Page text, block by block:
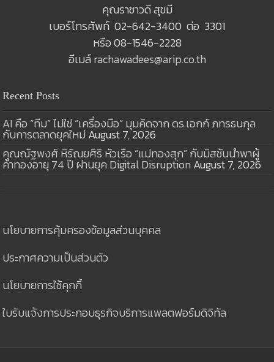
คุณราชาวดี สุขมี
เบอร์โทรศัพท์ 02-642-3400 ต่อ 3301
หรือ 08-1546-2228
อีเมล์rachawadees@arip.co.th
Recent Posts
AI คือ “ทีม” ไม่ใช่ “เครื่องมือ” มุมคิดจาก ดร.เอกก์ ภทรธนกุล
กับการตลาดยุคใหม่ August 7, 2026
คุณณัฐพงศ์ หิรัณยศิริ หัวเรือ “แม่ทองสุก” กับมิสชันนำพาผู้
ค้าทองอายุ 74 ปี ผ่านยุค Digital Disruption August 7, 2026
นโยบายการคุ้มครองข้อมูลส่วนบุคคล
ประกาศความเป็นส่วนตัว
นโยบายการใช้คุกกี้
ใบรับแจ้งการประกอบธุรกิจบริการแพลตฟอร์มดิจิทัล